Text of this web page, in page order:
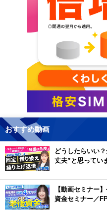
おすすめ動画
どうしたらいい
丈夫”と思ってい
【動画セミナー
資金セミナー／